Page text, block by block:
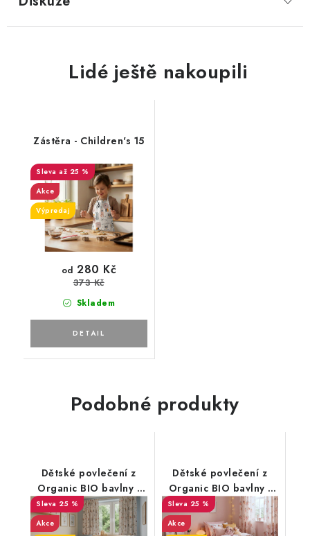
Zástěra - Children's 15
až 25 %
Akce
Výpredaj
Skladem
od 280 Kč
373 Kč
Podobné produkty
Dětské povlečení z
Organic BIO bavlny -
Children's 1
25 %
Akce
Dětské povlečení z
Organic BIO bavlny -
Children's 7
25 %
Akce